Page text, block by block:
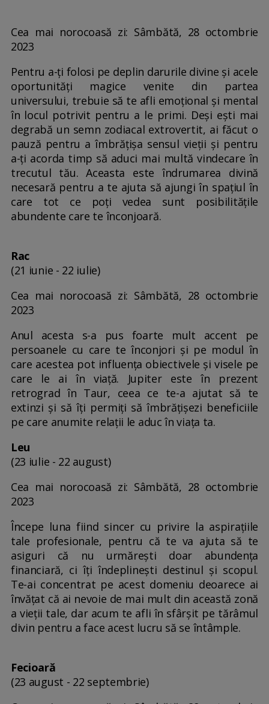
Cea mai norocoasă zi: Sâmbătă, 28 octombrie
2023
Pentru a-ți folosi pe deplin darurile divine și acele
oportunități magice venite din partea
universului, trebuie să te afli emoțional și mental
în locul potrivit pentru a le primi. Deși ești mai
degrabă un semn zodiacal extrovertit, ai făcut o
pauză pentru a îmbrățișa sensul vieții și pentru
a-ți acorda timp să aduci mai multă vindecare în
trecutul tău. Aceasta este îndrumarea divină
necesară pentru a te ajuta să ajungi în spațiul în
care tot ce poți vedea sunt posibilitățile
abundente care te înconjoară.
Rac
(21 iunie - 22 iulie)
Cea mai norocoasă zi: Sâmbătă, 28 octombrie
2023
Anul acesta s-a pus foarte mult accent pe
persoanele cu care te înconjori și pe modul în
care acestea pot influența obiectivele și visele pe
care le ai în viață. Jupiter este în prezent
retrograd în Taur, ceea ce te-a ajutat să te
extinzi și să îți permiți să îmbrățișezi beneficiile
pe care anumite relații le aduc în viața ta.
Leu
(23 iulie - 22 august)
Cea mai norocoasă zi: Sâmbătă, 28 octombrie
2023
Începe luna fiind sincer cu privire la aspirațiile
tale profesionale, pentru că te va ajuta să te
asiguri că nu urmărești doar abundența
financiară, ci îți îndeplinești destinul și scopul.
Te-ai concentrat pe acest domeniu deoarece ai
învățat că ai nevoie de mai mult din această zonă
a vieții tale, dar acum te afli în sfârșit pe tărâmul
divin pentru a face acest lucru să se întâmple.
Fecioară
(23 august - 22 septembrie)